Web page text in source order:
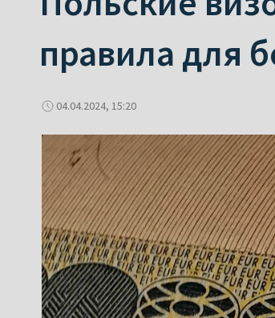
правила для
04.04.2024, 15:20